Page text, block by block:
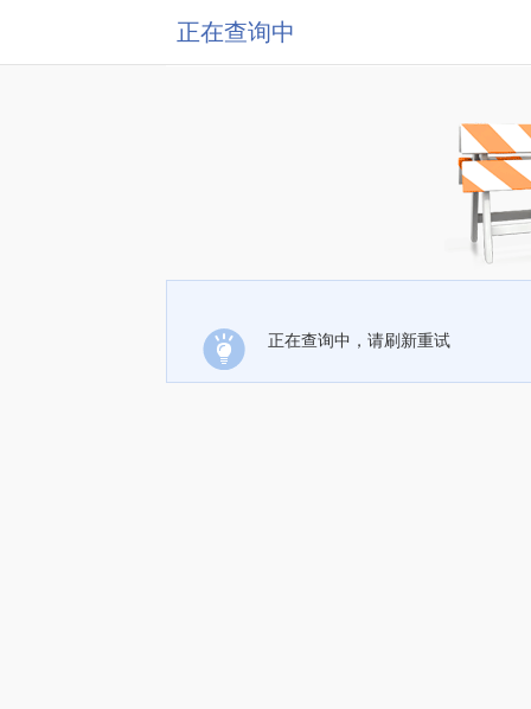
正在查询中
正在查询中，请刷新重试